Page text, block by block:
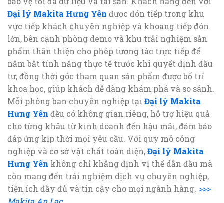
Đại lý Makita Hưng Yên được đón tiếp trong khu
vực tiếp khách chuyên nghiệp và khoang tiếp đón
lớn, bên cạnh phòng demo và khu trải nghiệm sản
phẩm thân thiện cho phép tương tác trực tiếp để
nắm bắt tính năng thực tế trước khi quyết định đầu
tư; đồng thời góc tham quan sản phẩm được bố trí
khoa học, giúp khách dễ dàng khám phá và so sánh.
Mỗi phòng ban chuyên nghiệp tại Đại lý Makita
Hưng Yên đều có không gian riêng, hỗ trợ hiệu quả
cho từng khâu từ kinh doanh đến hậu mãi, đảm bảo
đáp ứng kịp thời mọi yêu cầu. Với quy mô công
nghiệp và cơ sở vật chất toàn diện,Đại lý Makita
Hưng Yên không chỉ khẳng định vị thế dẫn đầu mà
còn mang đến trải nghiệm dịch vụ chuyên nghiệp,
tiện ích đầy đủ và tin cậy cho mọi ngành hàng. >>>